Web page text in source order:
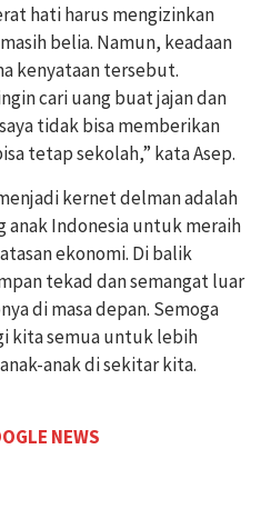
hati harus mengizinkan
belia. Namun, keadaan
kenyataan tersebut.
cari uang buat jajan dan
tidak bisa memberikan
tetap sekolah,” kata Asep.
kernet delman adalah
anak Indonesia untuk meraih
ekonomi. Di balik
tekad dan semangat luar
di masa depan. Semoga
kita semua untuk lebih
anak di sekitar kita.
NEWS